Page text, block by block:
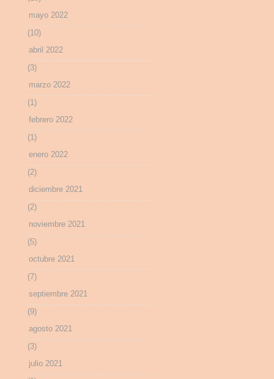
mayo 2022
(10)
abril 2022
(3)
marzo 2022
(1)
febrero 2022
(1)
enero 2022
(2)
diciembre 2021
(2)
noviembre 2021
(5)
octubre 2021
(7)
septiembre 2021
(9)
agosto 2021
(3)
julio 2021